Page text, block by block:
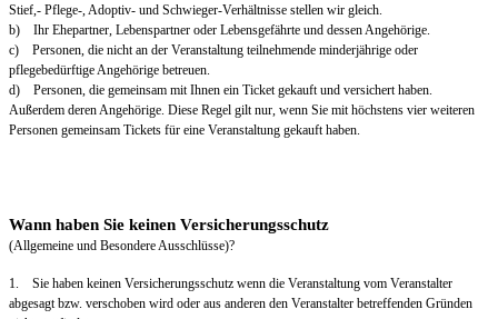
Stief,- Pflege-, Adoptiv- und Schwieger-Verhältnisse stellen wir gleich.
b) Ihr Ehepartner, Lebenspartner oder Lebensgefährte und dessen Angehörige.
c) Personen, die nicht an der Veranstaltung teilnehmende minderjährige oder
pflegebedürftige Angehörige betreuen.
d) Personen, die gemeinsam mit Ihnen ein Ticket gekauft und versichert haben.
Außerdem deren Angehörige. Diese Regel gilt nur, wenn Sie mit höchstens vier weiteren
Personen gemeinsam Tickets für eine Veranstaltung gekauft haben.
Wann haben Sie keinen Versicherungsschutz
(Allgemeine und Besondere Ausschlüsse)?
1. Sie haben keinen Versicherungsschutz wenn die Veranstaltung vom Veranstalter
abgesagt bzw. verschoben wird oder aus anderen den Veranstalter betreffenden Gründen